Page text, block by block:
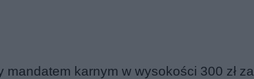
karnym w wysokości 300 zł za